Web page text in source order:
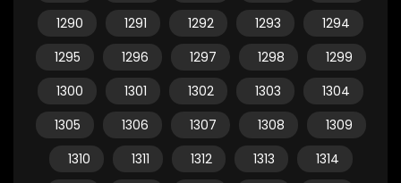
1290
1291 1292 1293
1294
1295
1296 1297 1298
1299
1300
1301 1302 1303
1304
1305
1306 1307 1308
1309
1310
1311 1312 1313
1314